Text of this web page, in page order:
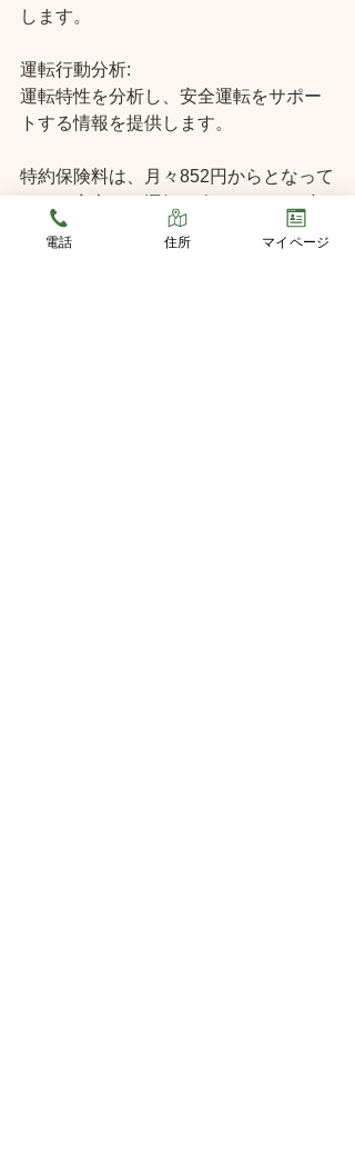
します。
運転行動分析:
運転特性を分析し、安全運転をサポー
トする情報を提供します。
特約保険料は、月々852円からとなって
さな投資です。これらのサービスを利
電話 住所 マイページ